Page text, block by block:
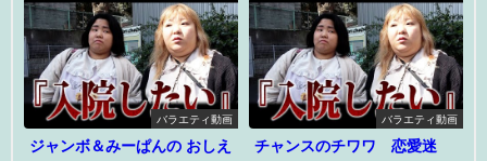
バラエティ動画
ジャンボ＆みーぱんの おしえ
バラエティ動画
チャンスのチワワ 恋愛迷